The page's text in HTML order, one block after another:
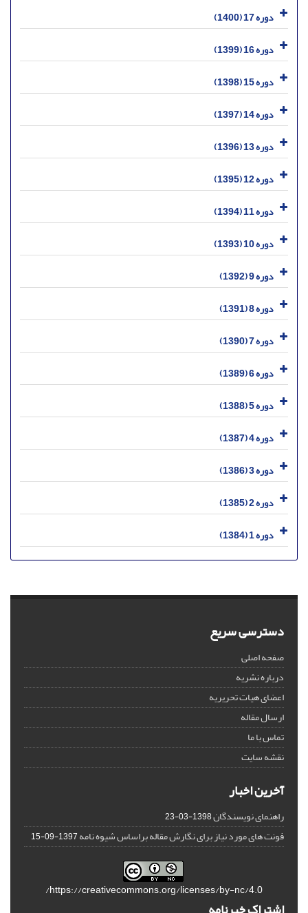
دوره 17 (1400)
دوره 16 (1399)
دوره 15 (1398)
دوره 14 (1397)
دوره 13 (1396)
دوره 12 (1395)
دوره 11 (1394)
دوره 10 (1393)
دوره 9 (1392)
دوره 8 (1391)
دوره 7 (1390)
دوره 6 (1389)
دوره 5 (1388)
دوره 4 (1387)
دوره 3 (1386)
دوره 2 (1385)
دوره 1 (1384)
دسترسی سریع
صفحه اصلی
درباره نشریه
اعضای هیات تحریریه
ارسال مقاله
تماس با ما
نقشه سایت
آخرین اخبار
راهنمای نویسندگان1398-03-23
فونت های مورد نیاز برای نگارش مقاله براساس شیوه نامه1397-09-15
https://creativecommons.org/licenses/by-nc/4.0/